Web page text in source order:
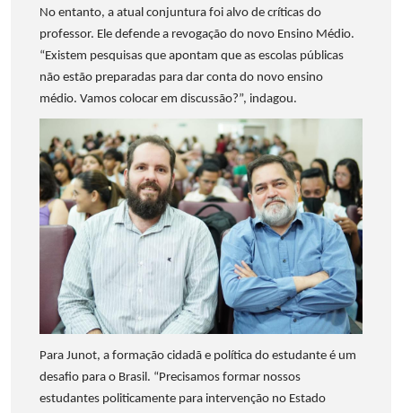
No entanto, a atual conjuntura foi alvo de críticas do
professor. Ele defende a revogação do novo Ensino Médio.
“Existem pesquisas que apontam que as escolas públicas
não estão preparadas para dar conta do novo ensino
médio. Vamos colocar em discussão?”, indagou.
Para Junot, a formação cidadã e política do estudante é um
desafio para o Brasil. “Precisamos formar nossos
estudantes politicamente para intervenção no Estado